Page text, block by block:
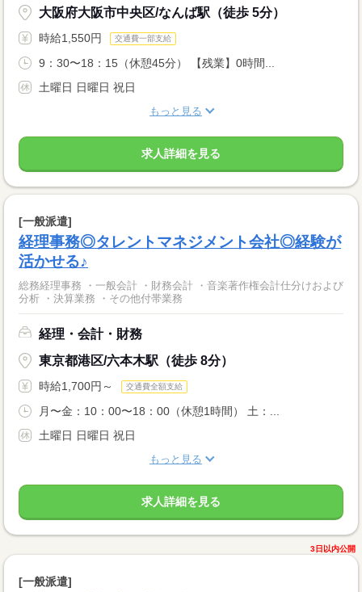
大阪府大阪市中央区/なんば駅（徒歩 5分）
時給1,550円 交通費一部支給
9：30〜18：15（休憩45分） 【残業】0時間...
土曜日 日曜日 祝日
もっと見る
求人詳細を見る
[一般派遣]
経理事務◎タレントマネジメント会社◎経験が
活かせる♪
総務経理事務 ・一般会計 ・財務会計 ・音楽著作権会計仕分けおよび
分析 ・決算業務 ・その他付帯業務
経理・会計・財務
東京都港区/六本木駅（徒歩 8分）
時給1,700円～ 交通費全額支給
月〜金：10：00〜18：00（休憩1時間） 土：...
土曜日 日曜日 祝日
もっと見る
求人詳細を見る
3日以内公開
[一般派遣]